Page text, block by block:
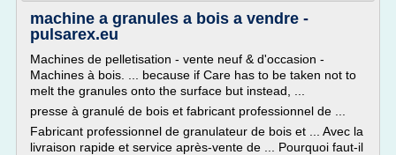
machine a granules a bois a vendre -
pulsarex.eu
Machines de pelletisation - vente neuf & d'occasion -
Machines à bois. ... because if Care has to be taken not to
melt the granules onto the surface but instead, ...
presse à granulé de bois et fabricant professionnel de ...
Fabricant professionnel de granulateur de bois et ... Avec la
livraison rapide et service après-vente de ... Pourquoi faut-il